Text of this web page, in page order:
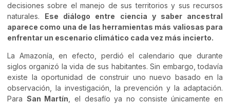
decisiones sobre el manejo de sus territorios y sus recursos
naturales. Ese diálogo entre ciencia y saber ancestral
aparece como una de las herramientas más valiosas para
enfrentar un escenario climático cada vez más incierto.
La Amazonía, en efecto, perdió el calendario que durante
siglos organizó la vida de sus habitantes. Sin embargo, todavía
existe la oportunidad de construir uno nuevo basado en la
observación, la investigación, la prevención y la adaptación.
Para San Martín , el desafío ya no consiste únicamente en